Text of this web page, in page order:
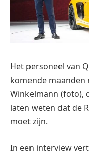
Het personeel van
komende maanden
Winkelmann (foto),
laten weten dat de
moet zijn.
In een interview